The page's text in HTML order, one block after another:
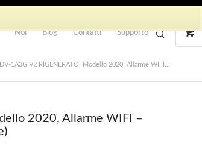
Noi Blog Contatti Supporto
1A3G V2 RIGENERATO, Modello 2020, Allarme WIFI...
2020, Allarme WIFI –